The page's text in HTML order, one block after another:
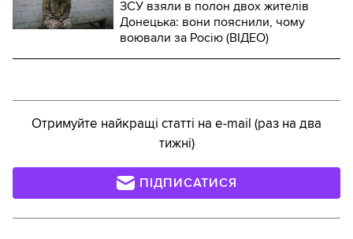
ЗСУ взяли в полон двох жителів
Донецька: вони пояснили, чому
воювали за Росію (ВІДЕО)
Отримуйте найкращі статті на e-mail (раз на два
тижні)
ПІДПИСАТИСЯ